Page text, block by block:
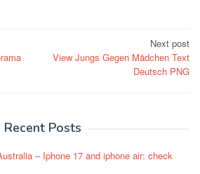
Next post
View Jungs Gegen Mädchen Text
Deutsch PNG
Recent Posts
– Iphone 17 and iphone air: check